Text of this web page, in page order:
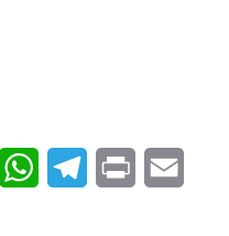
FacebookWhatsAppTelegram
Print